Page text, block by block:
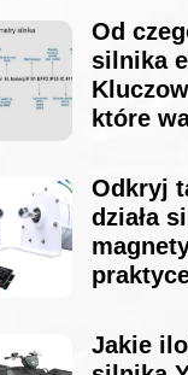
Od
silnika
które
Odkryj
działa
Jakie